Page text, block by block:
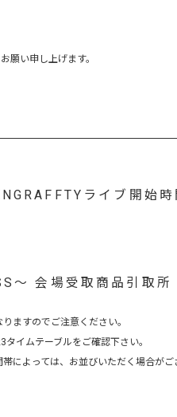
願い申し上げます。
ライブ開始時
～ 会場受取商品引取所
ますのでご注意ください。
イムテーブルをご確認下さい。
よっては、お並びいただく場合がご